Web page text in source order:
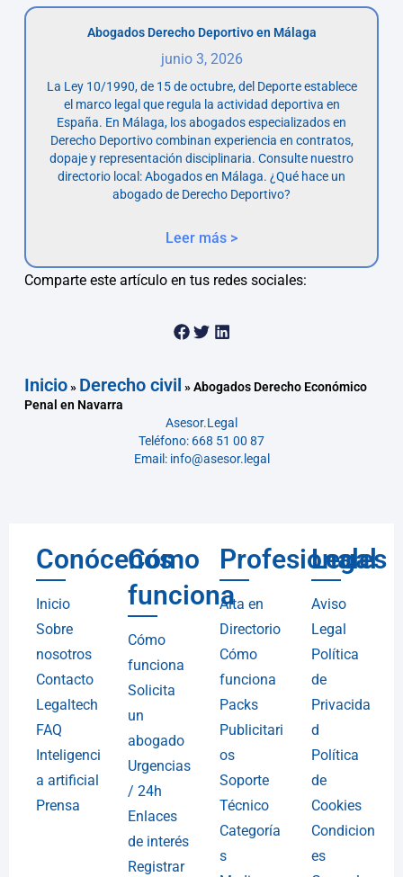
Abogados Derecho Deportivo en Málaga
junio 3, 2026
La Ley 10/1990, de 15 de octubre, del Deporte establece
el marco legal que regula la actividad deportiva en
España. En Málaga, los abogados especializados en
Derecho Deportivo combinan experiencia en contratos,
dopaje y representación disciplinaria. Consulte nuestro
directorio local: Abogados en Málaga. ¿Qué hace un
abogado de Derecho Deportivo?
Leer más >
Comparte este artículo en tus redes sociales:
Inicio» Derecho civil »Abogados Derecho Económico
Penal en Navarra
Asesor.Legal
Teléfono: 668 51 00 87
Email: info@asesor.legal
Conócenos
Inicio
Sobre
nosotros
Contacto
Legaltech
FAQ
Inteligenci
a artificial
Prensa
Cómo
funciona
Cómo
funciona
Solicita
un
abogado
Urgencias
/ 24h
Enlaces
de interés
Registrar
Profesionales
Alta en
Directorio
Cómo
funciona
Packs
Publicitari
os
Soporte
Técnico
Categoría
s
Legal
Aviso
Legal
Política
de
Privacida
d
Política
de
Cookies
Condicion
es